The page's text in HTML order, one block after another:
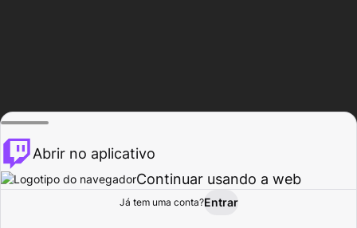
Procurar Atividade
Abrir no aplicativo
Continuar usando a web
Já tem uma conta?Entrar